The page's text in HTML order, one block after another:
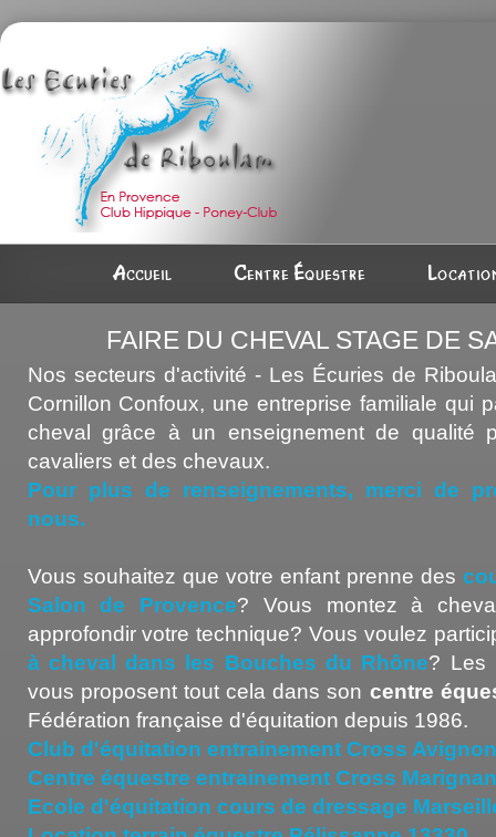
Accueil Centre équestre
FAIRE DU CHEVAL STAGE DE
Nos secteurs d'activité - Les Écuries de
Cornillon Confoux, une entreprise familiale qui
cheval grâce à un enseignement de qualité
cavaliers et des chevaux.
Pour plus de renseignements, merci de
nous.
Vous souhaitez que votre enfant prenne des
Salon de Provence? Vous montez à
approfondir votre technique? Vous voulez
à cheval dans les Bouches du Rhône? Les
vous proposent tout cela dans son centre
Fédération française d'équitation depuis 1986.
Club d'équitation entrainement Cross
Centre équestre entrainement Cross
Ecole d'équitation cours de dressage